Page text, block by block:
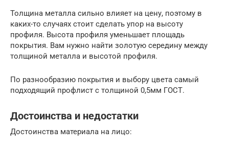
Толщина металла сильно влияет на цену, поэтому в
каких-то случаях стоит сделать упор на высоту
профиля. Высота профиля уменьшает площадь
покрытия. Вам нужно найти золотую середину между
толщиной металла и высотой профиля.
По разнообразию покрытия и выбору цвета самый
подходящий профлист с толщиной 0,5мм ГОСТ.
Достоинства и недостатки
Достоинства материала на лицо: